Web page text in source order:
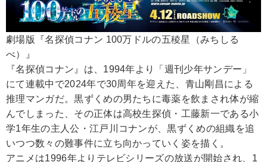
劇場版『名探偵コナン 100万ドルの五稜星（みちしる
べ）』
『名探偵コナン』は、1994年より「週刊少年サンデー」
にて連載中で2024年で30周年を迎えた、青山剛昌による
推理マンガだ。黒ずくめの男たちに毒薬を飲まされ体が縮
んでしまった、その正体は高校生探偵・工藤新一である小
学1年生の主人公・江戸川コナンが、黒ずくめの組織を追
いつつ数々の難事件に立ち向かっていく姿を描く。
アニメは1996年よりテレビシリーズの放送が開始され、1